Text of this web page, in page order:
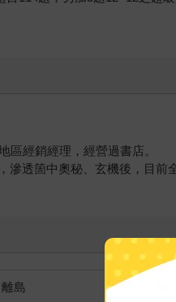
區經銷經理，經營過書店。
滲透箇中奧秘、玄機後，目前
島